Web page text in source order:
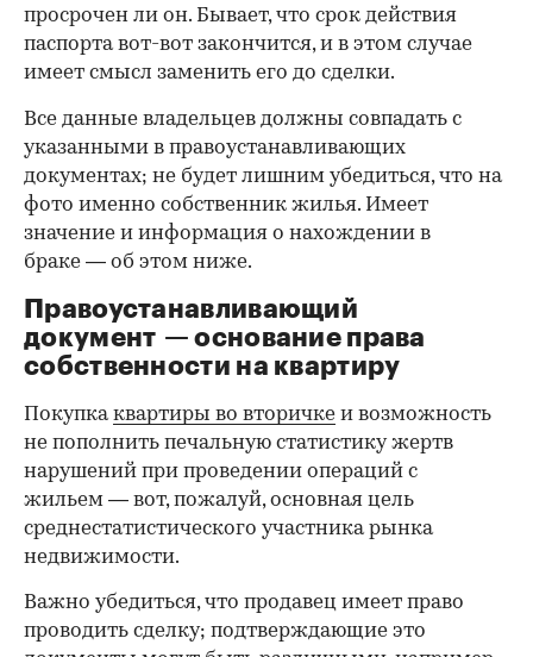
просрочен ли он. Бывает, что срок действия
паспорта вот-вот закончится, и в этом случае
имеет смысл заменить его до сделки.
00:00 / 00:00
Все данные владельцев должны совпадать с
указанными в правоустанавливающих
документах; не будет лишним убедиться, что на
фото именно собственник жилья. Имеет
значение и информация о нахождении в
браке — об этом ниже.
Правоустанавливающий
документ — основание права
собственности на квартиру
Покупкаквартиры во вторичке и возможность
не пополнить печальную статистику жертв
нарушений при проведении операций с
жильем — вот, пожалуй, основная цель
среднестатистического участника рынка
недвижимости.
Важно убедиться, что продавец имеет право
проводить сделку; подтверждающие это